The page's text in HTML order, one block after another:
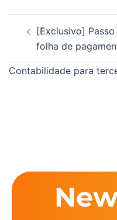
[Exclusivo]
folha de
Contabilidade para